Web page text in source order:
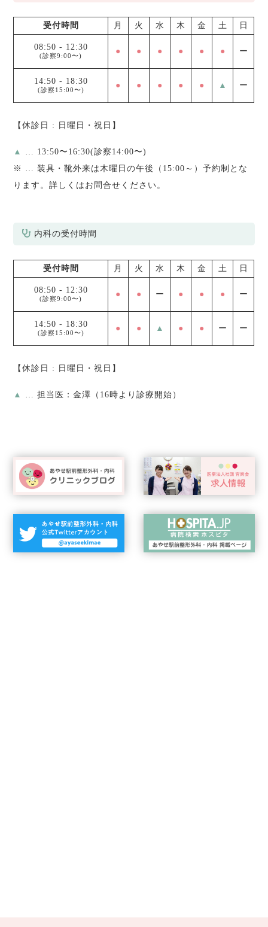
受付時間 月 火 水 木 金 土 日
08:50 - 12:30
(診察9:00〜) ● ● ● ● ● ● ー
14:50 - 18:30
(診察15:00〜) ● ● ● ● ● ▲ ー
【休診日 : 日曜日・祝日】
▲
… 13:50〜16:30(診察14:00〜)
※ … 装具・靴外来は木曜日の午後（15:00～）予約制とな
ります。詳しくはお問合せください。
内科の受付時間
受付時間 月 火 水 木 金 土 日
08:50 - 12:30
(診察9:00〜) ● ● ー ● ● ● ー
14:50 - 18:30
(診察15:00〜) ● ● ▲ ● ● ー ー
【休診日 : 日曜日・祝日】
▲ … 担当医：金澤（16時より診療開始）